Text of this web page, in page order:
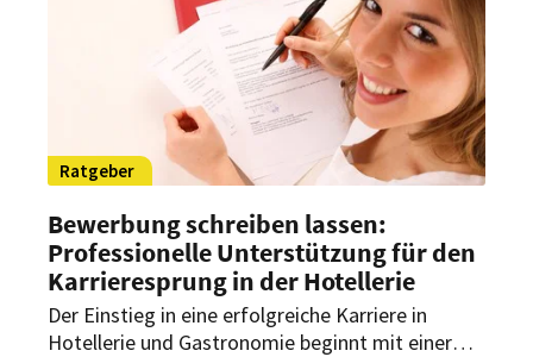
Ratgeber
Bewerbung schreiben lassen:
Professionelle Unterstützung für den
Karrieresprung in der Hotellerie
Der Einstieg in eine erfolgreiche Karriere in
Hotellerie und Gastronomie beginnt mit einer